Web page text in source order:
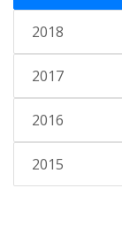
2018
2017
2016
2015